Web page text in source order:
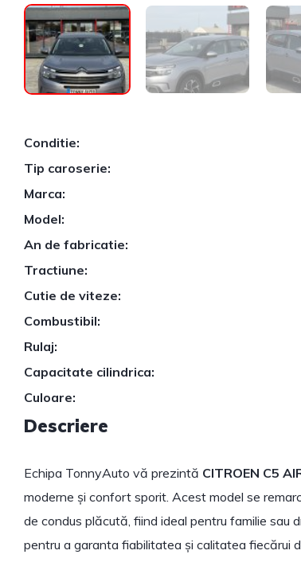
Conditie:
Tip caroserie:
Marca:
Model:
An de fabricatie:
Tractiune:
Cutie de viteze:
Combustibil:
Rulaj:
Capacitate cilindrica:
Culoare:
Descriere
Echipa TonnyAuto vă prezintă CITROEN C5
moderne și confort sporit. Acest model se
de condus plăcută, fiind ideal pentru familie sau
pentru a garanta fiabilitatea și calitatea fiecărui